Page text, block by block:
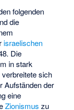
folgenden
die
israelischen
Die
in stark
sich
Aufständen der
eine
Zionismus zu